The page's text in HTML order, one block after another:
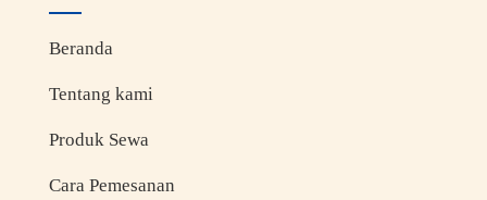
Beranda
Tentang kami
Produk Sewa
Cara Pemesanan